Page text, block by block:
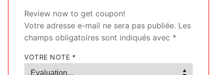
opinion positive.
Review now to get coupon!
Votre adresse e-mail ne sera pas publiée. Les
champs obligatoires sont indiqués avec *
VOTRE NOTE *